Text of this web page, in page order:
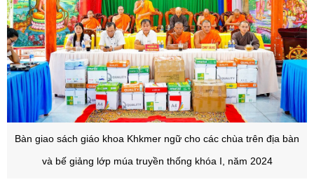
Bàn giao sách giáo khoa Khkmer ngữ cho các chùa trên địa bàn
và bế giảng lớp múa truyền thống khóa I, năm 2024